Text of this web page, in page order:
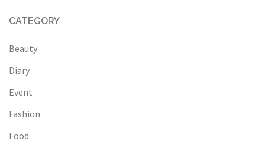
CATEGORY
Beauty
Diary
Event
Fashion
Food